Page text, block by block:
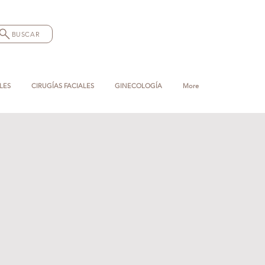
CIRUGÍAS FACIALES GINECOLOGÍA More
BUSCAR